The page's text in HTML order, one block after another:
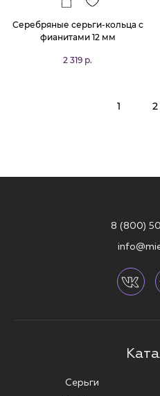
Серебряные серьги-кольца с
фианитами 12 мм
2 319 р.
1 2
8 (800)
Серьги